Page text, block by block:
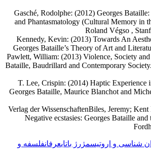
82. Gasché, Rodolphe: (2012) Georges
and Phantasmatology (Cultural Memory in
Roland Végso ,
83. Kennedy, Kevin: (2013) Towards An
Georges Bataille’s Theory of Art and
84. Pawlett, William: (2013) Violence, Society
Bataille, Baudrillard and Contemporary
85. T. Lee, Crispin: (2014) Haptic
Georges Bataille, Maurice Blanchot and
86. Verlag der WissenschaftenBiles, Jeremy;
Negative ecstasies: Georges Bataille
شناسی و اروتیسمژرژ باتایعرفانفلسفه و